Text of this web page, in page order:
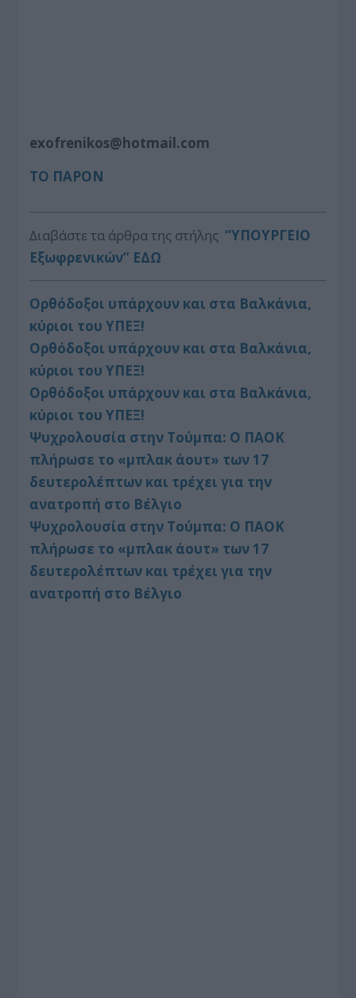
exofrenikos@hotmail.com
ΤΟ ΠΑΡΟΝ
Διαβάστε τα άρθρα της στήλης“ΥΠΟΥΡΓΕΙΟ
Εξωφρενικών” ΕΔΩ
Ορθόδοξοι υπάρχουν και στα Βαλκάνια,
κύριοι του ΥΠΕΞ!
Ορθόδοξοι υπάρχουν και στα Βαλκάνια,
κύριοι του ΥΠΕΞ!
Ορθόδοξοι υπάρχουν και στα Βαλκάνια,
κύριοι του ΥΠΕΞ!
Ψυχρολουσία στην Τούμπα: Ο ΠΑΟΚ
πλήρωσε το «μπλακ άουτ» των 17
δευτερολέπτων και τρέχει για την
ανατροπή στο Βέλγιο
Ψυχρολουσία στην Τούμπα: Ο ΠΑΟΚ
πλήρωσε το «μπλακ άουτ» των 17
δευτερολέπτων και τρέχει για την
ανατροπή στο Βέλγιο